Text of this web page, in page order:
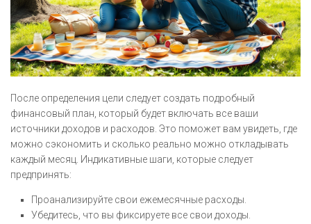
После определения цели следует создать подробный
финансовый план, который будет включать все ваши
источники доходов и расходов. Это поможет вам увидеть, где
можно сэкономить и сколько реально можно откладывать
каждый месяц. Индикативные шаги, которые следует
предпринять:
Проанализируйте свои ежемесячные расходы.
Убедитесь, что вы фиксируете все свои доходы.